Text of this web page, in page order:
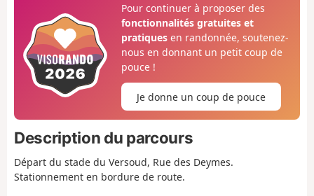
Pour continuer à proposer des
fonctionnalités gratuites et
pratiquesen randonnée, soutenez-
nous en donnant un petit coup de
pouce !
Je donne un coup de pouce
Description du parcours
Départ du stade du Versoud, Rue des Deymes.
Stationnement en bordure de route.